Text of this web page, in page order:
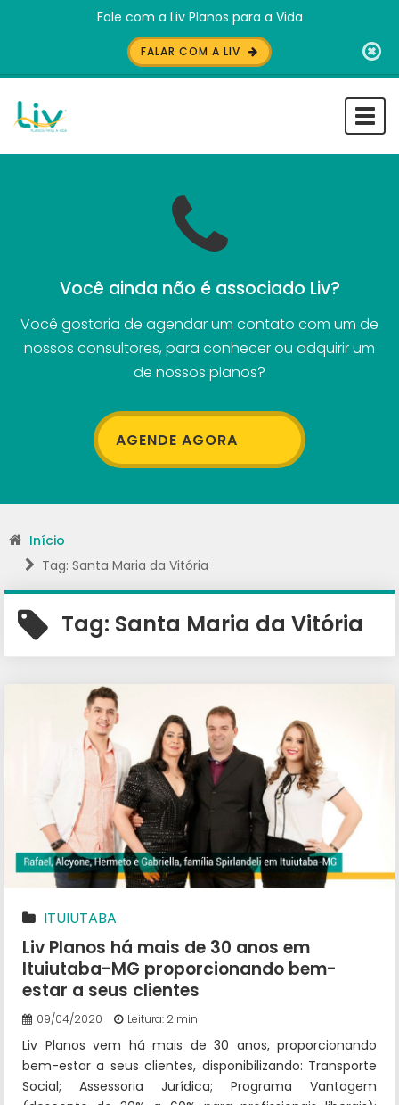
Fale com a Liv Planos para a Vida
FALAR COM A LIV
Você ainda não é associado Liv?
Você gostaria de agendar um contato com um de
nossos consultores, para conhecer ou adquirir um
de nossos planos?
AGENDE AGORA
Início
Tag: Santa Maria da Vitória
Tag: Santa Maria da Vitória
ITUIUTABA
Liv Planos há mais de 30 anos em
Ituiutaba-MG proporcionando bem-
estar a seus clientes
09/04/2020 Leitura: 2 min
Liv Planos vem há mais de 30 anos, proporcionando
bem-estar a seus clientes, disponibilizando: Transporte
Social; Assessoria Jurídica; Programa Vantagem